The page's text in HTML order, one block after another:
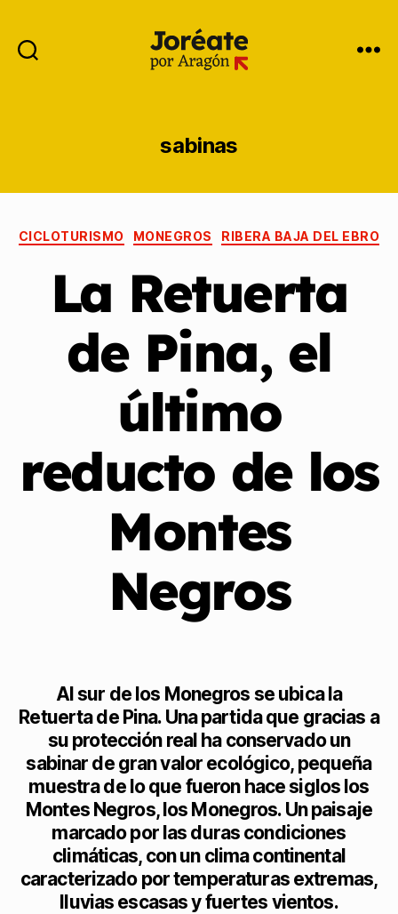
sabinas
CICLOTURISMO MONEGROS RIBERA BAJA DEL EBRO
La Retuerta
de Pina, el
último
reducto de los
Montes
Negros
Al sur de los Monegros se ubica la
Retuerta de Pina. Una partida que gracias a
su protección real ha conservado un
sabinar de gran valor ecológico, pequeña
muestra de lo que fueron hace siglos los
Montes Negros, los Monegros. Un paisaje
marcado por las duras condiciones
climáticas, con un clima continental
caracterizado por temperaturas extremas,
lluvias escasas y fuertes vientos.